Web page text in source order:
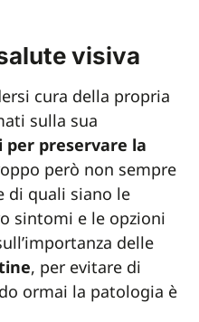
visiva
cura della propria
sulla sua
per preservare la
però non sempre
di quali siano le
sintomi e le opzioni
delle
, per evitare di
ormai la patologia è